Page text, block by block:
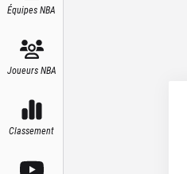
Équipes NBA
Joueurs NBA
Classement